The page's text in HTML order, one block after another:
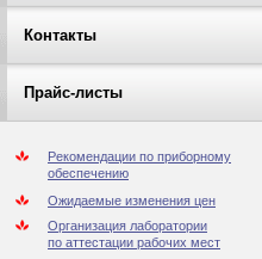
Контакты
Прайс-листы
Рекомендации по приборному
обеспечению
Ожидаемые изменения цен
Организация лаборатории
по аттестации рабочих мест